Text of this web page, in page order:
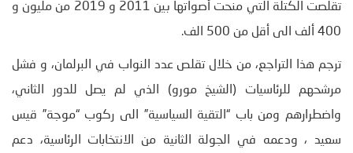
تقلصت الكتلة التي منحت أصواتها بين 2011 و 2019 من مليون و
400 ألف الى أقل من 500 الف.
ترجم هذا التراجع، من خلال تقلص عدد النواب في البرلمان، و فشل
مرشحهم للرئاسيات (الشيخ مورو) الذي لم يصل للدور الثاني،
واضطرارهم ومن باب “التقية السياسية” الى ركوب “موجة” قيس
سعيد ، ودعمه في الجولة الثانية من الانتخابات الرئاسية، دعم